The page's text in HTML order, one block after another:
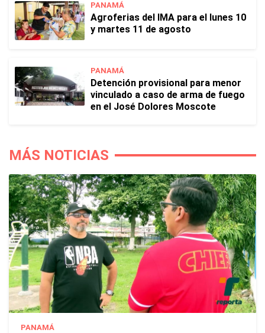
PANAMÁ
Agroferias del IMA para el lunes 10
y martes 11 de agosto
PANAMÁ
Detención provisional para menor
vinculado a caso de arma de fuego
en el José Dolores Moscote
MÁS NOTICIAS
PANAMÁ